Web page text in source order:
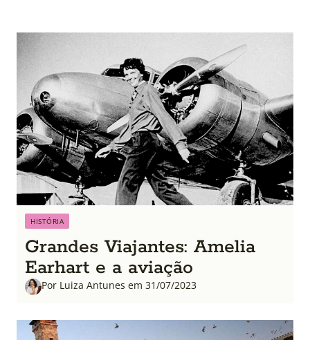
r
:
HISTÓRIA
Grandes Viajantes: Amelia
Earhart e a aviação
Por Luiza Antunes em 31/07/2023